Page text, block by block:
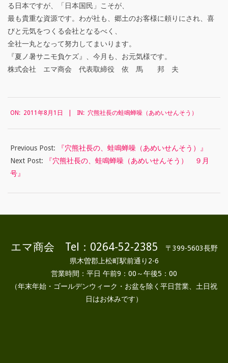
８
月
号
』
る日本ですが、「日本国民」こそが、
最も貴重な資源です。わが社も、郷土のお客様に頼りにされ、喜
びと元気をつくる会社となるべく、
全社一丸となって努力してまいります。
『夏ノ暑サニモ負ケズ』、今月も、お元気様です。
株式会社 エマ商会 代表取締役 依 馬 邦 夫
08-
01
ON: 2011年8月1日 IN: 穴熊社長の蛙鳴蝉噪（あめいせんそう）
Previous Post:
『穴熊社長の、蛙鳴蝉噪（あめいせんそう）』
Next Post:
『穴熊社長の、蛙鳴蝉噪（あめいせんそう） ９月
号』
エマ商会 Tel：0264-52-2385 〒399-5603長野
県木曽郡上松町駅前通り2-6
営業時間：平日 午前9：00～午後5：00
（年末年始・ゴールデンウィーク・お盆を除く平日営業、土日祝
日はお休みです）